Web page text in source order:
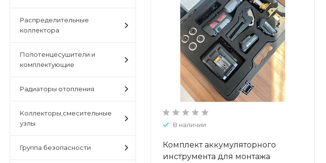
Распределительные
коллектора
Полотенцесушители и
комплектующие
Радиаторы отопления
Коллекторы,смесительные
узлы
Группа безопасности
В наличии
Комплект аккумуляторного
инструмента для монтажа